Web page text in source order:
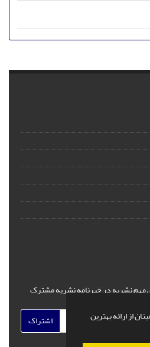
از ارائه بهترین
مهم نشریه در خبرنامه نشریه مشترک
اشتراک